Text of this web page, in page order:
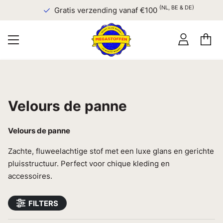
Gratis verzending vanaf €100 (NL, BE & DE)
Velours de panne
Velours de panne
Zachte, fluweelachtige stof met een luxe glans en gerichte
pluisstructuur. Perfect voor chique kleding en
accessoires.
FILTERS